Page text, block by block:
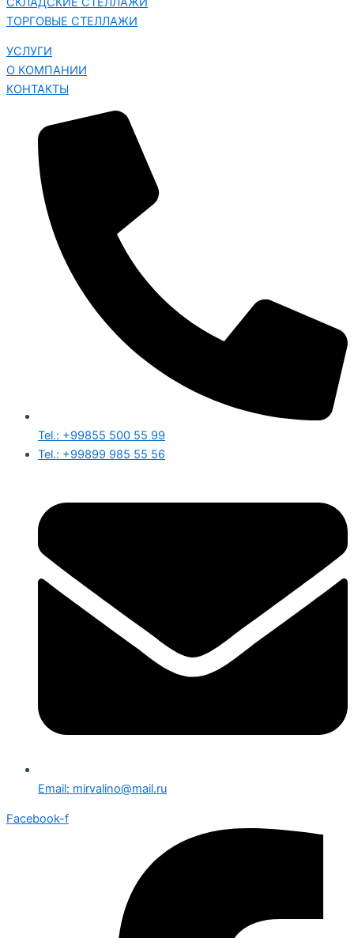
ТОРГОВЫЕ СТЕЛЛАЖИ
УСЛУГИ
О КОМПАНИИ
КОНТАКТЫ
Tel.: +99855 500 55 99
Tel.: +99899 985 55 56
Email: mirvalino@mail.ru
Facebook-f